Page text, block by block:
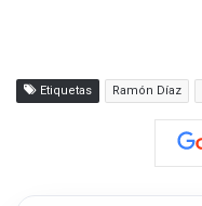
Etiquetas Ramón Díaz